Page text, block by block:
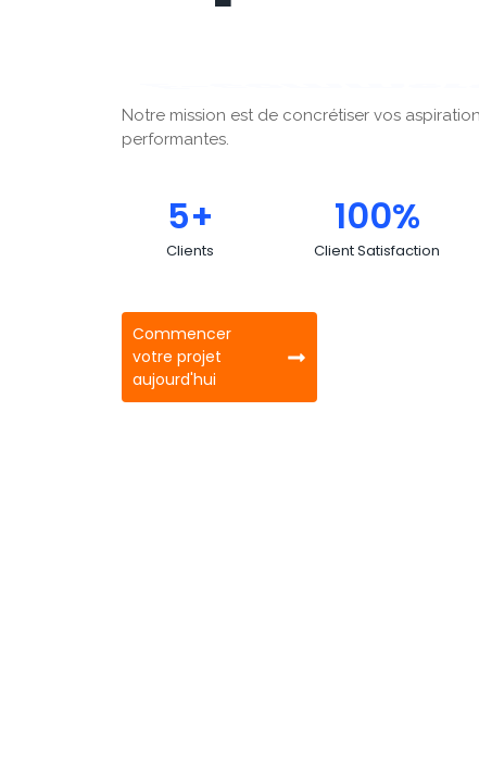
Notre mission est de concrétiser vos
performantes.
Clients
5+
Client Satisfaction
100%
Commencer
votre projet
aujourd'hui